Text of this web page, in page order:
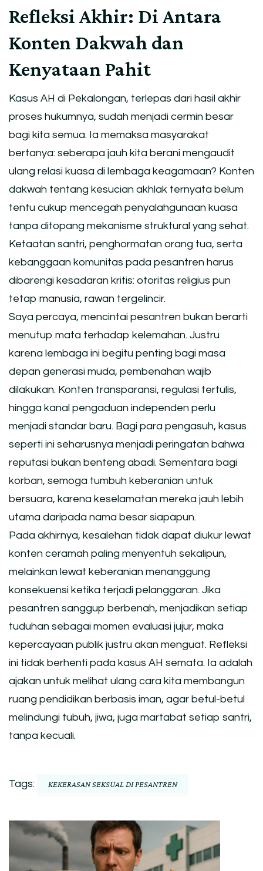
Refleksi Akhir: Di Antara
Konten Dakwah dan
Kenyataan Pahit
Kasus AH di Pekalongan, terlepas dari hasil akhir
proses hukumnya, sudah menjadi cermin besar
bagi kita semua. Ia memaksa masyarakat
bertanya: seberapa jauh kita berani mengaudit
ulang relasi kuasa di lembaga keagamaan? Konten
dakwah tentang kesucian akhlak ternyata belum
tentu cukup mencegah penyalahgunaan kuasa
tanpa ditopang mekanisme struktural yang sehat.
Ketaatan santri, penghormatan orang tua, serta
kebanggaan komunitas pada pesantren harus
dibarengi kesadaran kritis: otoritas religius pun
tetap manusia, rawan tergelincir.
Saya percaya, mencintai pesantren bukan berarti
menutup mata terhadap kelemahan. Justru
karena lembaga ini begitu penting bagi masa
depan generasi muda, pembenahan wajib
dilakukan. Konten transparansi, regulasi tertulis,
hingga kanal pengaduan independen perlu
menjadi standar baru. Bagi para pengasuh, kasus
seperti ini seharusnya menjadi peringatan bahwa
reputasi bukan benteng abadi. Sementara bagi
korban, semoga tumbuh keberanian untuk
bersuara, karena keselamatan mereka jauh lebih
utama daripada nama besar siapapun.
Pada akhirnya, kesalehan tidak dapat diukur lewat
konten ceramah paling menyentuh sekalipun,
melainkan lewat keberanian menanggung
konsekuensi ketika terjadi pelanggaran. Jika
pesantren sanggup berbenah, menjadikan setiap
tuduhan sebagai momen evaluasi jujur, maka
kepercayaan publik justru akan menguat. Refleksi
ini tidak berhenti pada kasus AH semata. Ia adalah
ajakan untuk melihat ulang cara kita membangun
ruang pendidikan berbasis iman, agar betul-betul
melindungi tubuh, jiwa, juga martabat setiap santri,
tanpa kecuali.
Tags: KEKERASAN SEKSUAL DI PESANTREN
Post
Navigation